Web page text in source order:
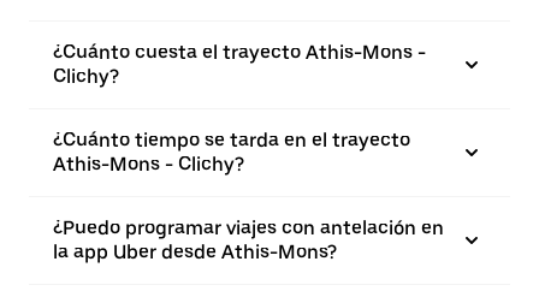
¿Cuánto cuesta el trayecto Athis-Mons -
Clichy?
¿Cuánto tiempo se tarda en el trayecto
Athis-Mons - Clichy?
¿Puedo programar viajes con antelación en
la app Uber desde Athis-Mons?